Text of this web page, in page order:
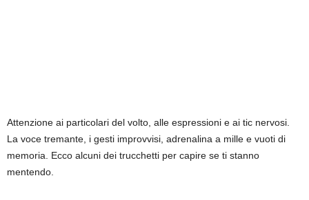
Attenzione ai particolari del volto, alle espressioni e ai tic nervosi.
La voce tremante, i gesti improvvisi, adrenalina a mille e vuoti di
memoria. Ecco alcuni dei trucchetti per capire se ti stanno
mentendo.